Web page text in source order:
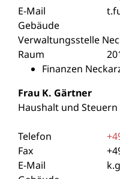
E-Mail
Gebäude
Verwaltungsstelle
Raum
Finanzen
Frau K. Gärtner
Haushalt und Steuern
Telefon
Fax
E-Mail